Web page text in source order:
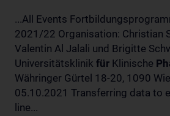
...All Events
2021/22 Organisation: Christian
Valentin Al Jalali und Brigitte
Universitätsklinik für Klinische
Währinger Gürtel 18-20, 1090
05.10.2021 Transferring data to
line...